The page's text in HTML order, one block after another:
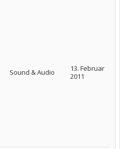
Sound & Audio
13. Februar
2011